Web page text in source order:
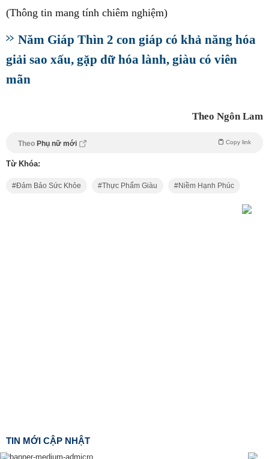
(Thông tin mang tính chiêm nghiệm)
Năm Giáp Thìn 2 con giáp có khả năng hóa
giải sao xấu, gặp dữ hóa lành, giàu có viên
mãn
Theo Ngôn Lam
Theo Phụ nữ mới Copy link
Từ Khóa:
Đảm Bảo Sức Khỏe Thực Phẩm Giàu Niềm Hạnh Phúc
TIN MỚI CẬP NHẬT